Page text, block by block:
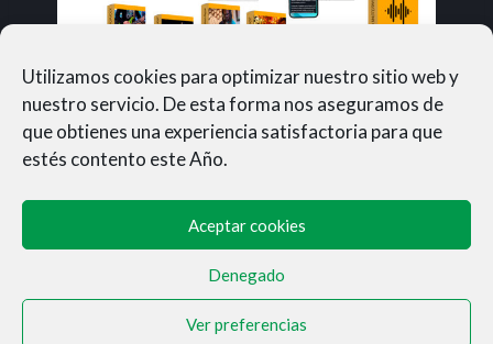
Utilizamos cookies para optimizar nuestro sitio web y
nuestro servicio. De esta forma nos aseguramos de
que obtienes una experiencia satisfactoria para que
estés contento este Año.
Aceptar cookies
Denegado
Ver preferencias
MUNERASONG®- © 2026